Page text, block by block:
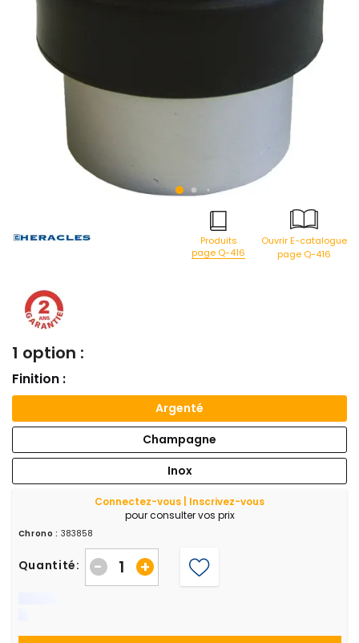
Produits
page Q-416
Ouvrir E-catalogue
page Q-416
1 option :
Finition :
Argenté
Champagne
Inox
Connectez-vous | Inscrivez-vous
pour consulter vos prix
Chrono : 383858
Quantité: +
-